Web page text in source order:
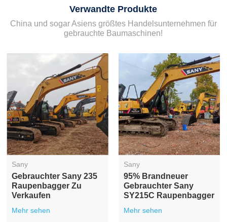
Verwandte Produkte
China und sogar Asiens größtes Handelsunternehmen für
gebrauchte Baumaschinen!
Sany
Gebrauchter Sany 235
Raupenbagger Zu
Verkaufen
Mehr sehen
Sany
95% Brandneuer
Gebrauchter Sany
SY215C Raupenbagger
Mehr sehen